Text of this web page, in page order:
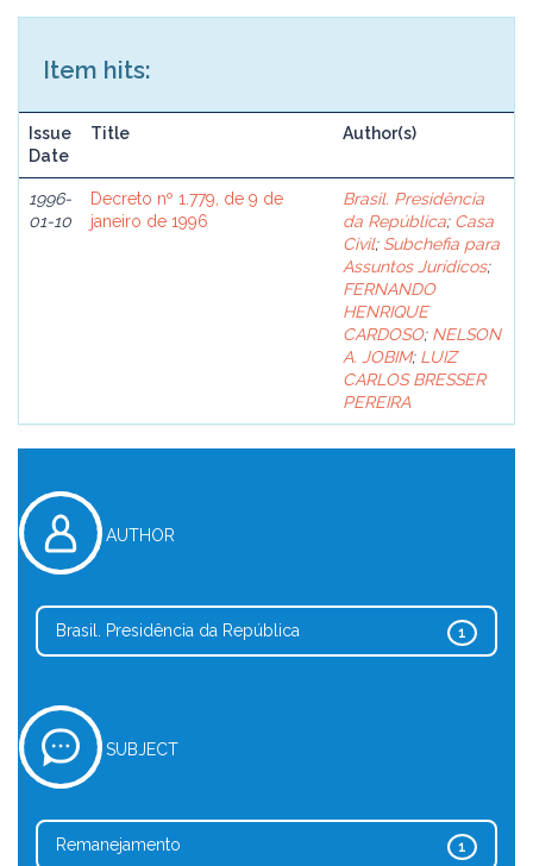
Item hits:
Issue
Date
Title Author(s)
1996-
01-10
Decreto nº 1.779, de 9 de
janeiro de 1996
Brasil. Presidência
da República; Casa
Civil; Subchefia para
Assuntos Jurídicos;
FERNANDO
HENRIQUE
CARDOSO; NELSON
A. JOBIM; LUIZ
CARLOS BRESSER
PEREIRA
AUTHOR
1
Brasil. Presidência da República
SUBJECT
1
Remanejamento